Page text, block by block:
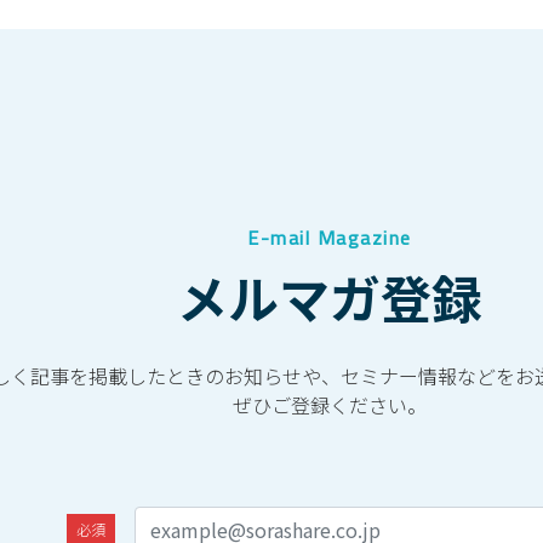
E-mail Magazine
メルマガ登録
く記事を掲載したときのお知らせや、セミナー情報などをお
ぜひご登録ください。
必須